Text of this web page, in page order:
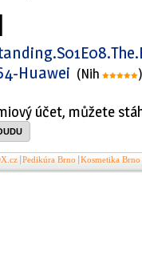
Huawei (Nih )
účet, můžete
Pedikúra Brno Kosmetika Brno